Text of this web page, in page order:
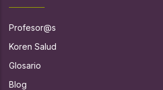
Profesor@s
Koren Salud
Glosario
Blog